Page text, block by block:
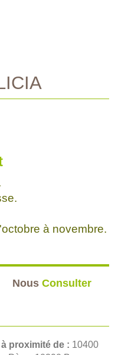
à novembre.
Nous Consulter
proximité de : 10400